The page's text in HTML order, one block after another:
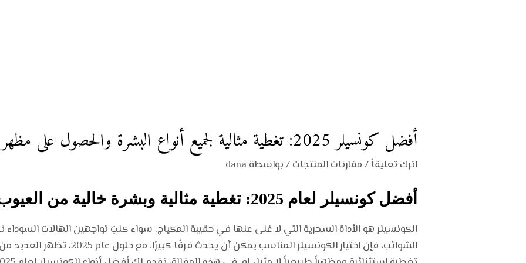
أفضل كونسيلر 2025: تغطية مثالية لجميع أنواع البشرة والحصول على مظهر طبيعي
اترك تعليقاً/مقارنات المنتجات/ بواسطة dana
أفضل كونسيلر لعام 2025: تغطية مثالية وبشرة خالية من العيوب”
الكونسيلر هو الأداة السحرية التي لا غنى عنها في حقيبة المكياج. سواء كنتِ تواجهين الهالات السوداء
الشوائب، فإن اختيار الكونسيلر المناسب